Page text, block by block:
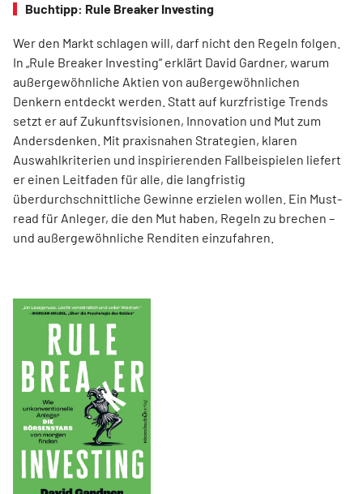
Buchtipp: Rule Breaker Investing
Wer den Markt schlagen will, darf nicht den Regeln folgen.
In „Rule Breaker Investing“ erklärt David Gardner, warum
außergewöhnliche Aktien von außer­gewöhnlichen
Denkern entdeckt werden. Statt auf kurzfristige Trends
setzt er auf Zukunftsvisionen, Innovation und Mut zum
Andersdenken. Mit praxisnahen Strategien, klaren
Auswahlkriterien und inspirierenden Fallbeispielen liefert
er einen Leit­faden für alle, die langfristig
überdurchschnittliche Gewinne erzielen wollen. Ein Must-
read für Anleger, die den Mut haben, Regeln zu brechen –
und außergewöhnliche Renditen einzufahren.